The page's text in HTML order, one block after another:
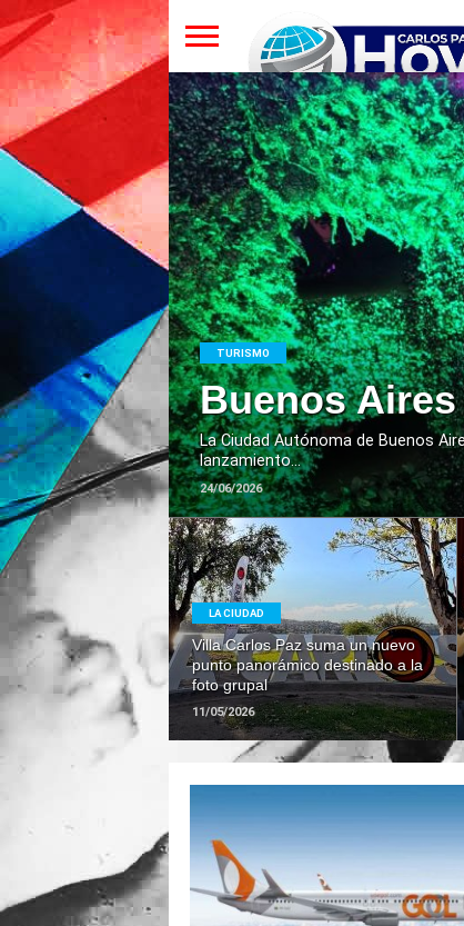
TURISMO
Buenos
La Ciudad Autónoma de Buenos
lanzamiento...
24/06/2026
LA CIUDAD
Villa Carlos Paz suma un nuevo
punto panorámico destinado a la
foto grupal
11/05/2026
LEER
MAS
LEER
MAS